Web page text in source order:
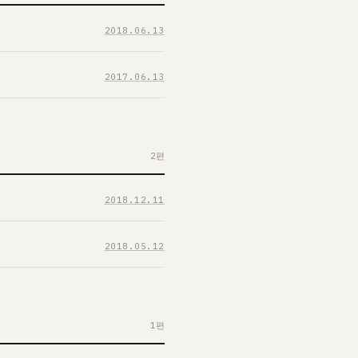
2018.06.13
2017.06.13
2편
2018.12.11
2018.05.12
1편